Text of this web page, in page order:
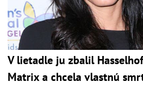
V lietadle ju zbalil
Matrix a chcela vlastnú